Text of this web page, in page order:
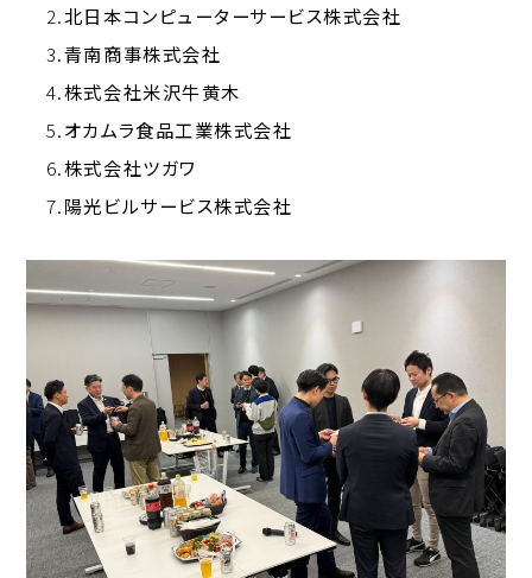
2.北日本コンピューターサービス株式会社
3.青南商事株式会社
4.株式会社米沢牛黄木
5.オカムラ食品工業株式会社
6.株式会社ツガワ
7.陽光ビルサービス株式会社